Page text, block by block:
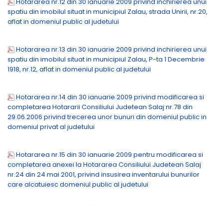
spatiu din imobilul situat in municipiul Zalau, strada Unirii, nr.20,
aflat in domeniul public al judetului
Hotararea nr.13 din 30 ianuarie 2009 privind inchirierea unui
spatiu din imobilul situat in municipiul Zalau, P-ta 1 Decembrie
1918, nr.12, aflat in domeniul public al judetului
Hotararea nr.14 din 30 ianuarie 2009 privind modificarea si
completarea Hotararii Consiliului Judetean Salaj nr.78 din
29.06.2006 privind trecerea unor bunuri din domeniul public in
domeniul privat al judetului
Hotararea nr.15 din 30 ianuarie 2009 pentru modificarea si
completarea anexei la Hotararea Consiliului Judetean Salaj
nr.24 din 24 mai 2001, privind insusirea inventarului bunurilor
care alcatuiesc domeniul public al judetului